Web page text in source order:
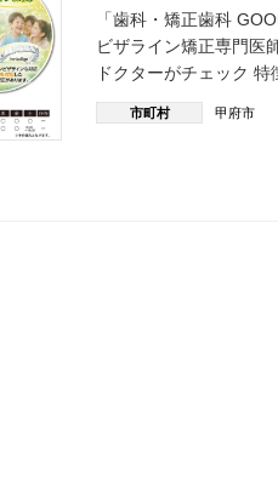
「歯科・矯正歯科
ビザライン矯正専門医
ドクターがチェック
市町村 甲府市